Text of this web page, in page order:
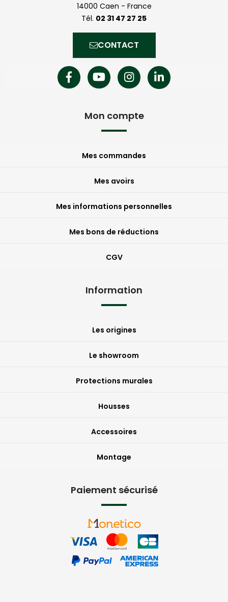
14000 Caen - France
Tél. 02 31 47 27 25
CONTACT
Mon compte
Mes commandes
Mes avoirs
Mes informations personnelles
Mes bons de réductions
CGV
Information
Les origines
Le showroom
Protections murales
Housses
Accessoires
Montage
Paiement sécurisé